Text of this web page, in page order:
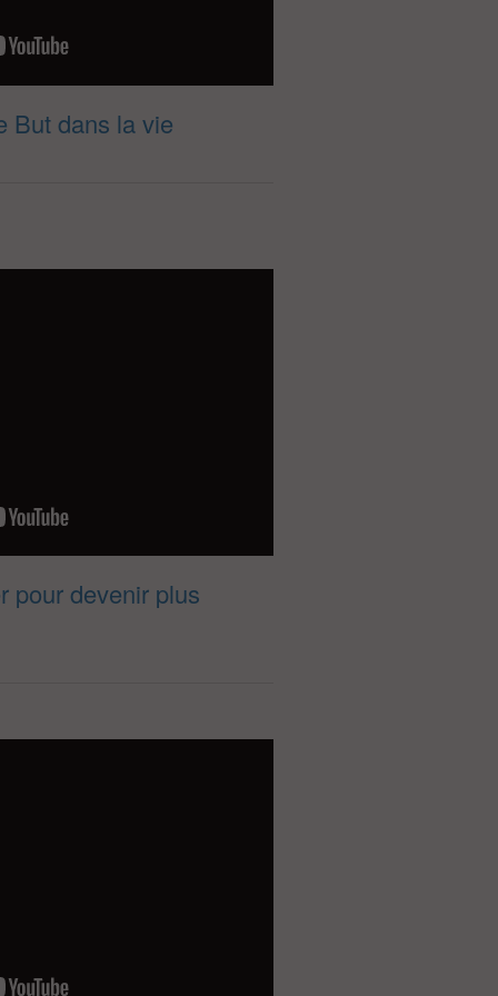
But dans la vie
pour devenir plus